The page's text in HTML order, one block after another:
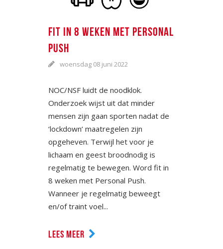
FIT IN 8 WEKEN MET PERSONAL
PUSH
woensdag 08 juni 2022
NOC/NSF luidt de noodklok.
Onderzoek wijst uit dat minder
mensen zijn gaan sporten nadat de
‘lockdown’ maatregelen zijn
opgeheven. Terwijl het voor je
lichaam en geest broodnodig is
regelmatig te bewegen. Word fit in
8 weken met Personal Push.
Wanneer je regelmatig beweegt
en/of traint voel...
LEES MEER